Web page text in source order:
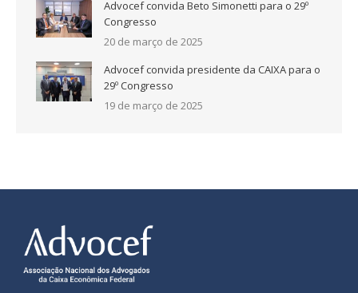
Advocef convida Beto Simonetti para o 29º
Congresso
20 de março de 2025
Advocef convida presidente da CAIXA para o
29º Congresso
19 de março de 2025